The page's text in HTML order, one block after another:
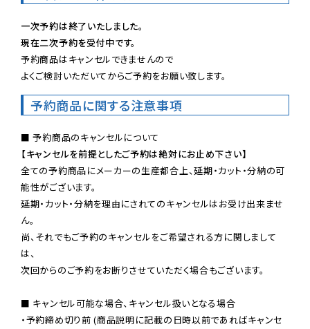
一次予約は終了いたしました。
現在二次予約を受付中です。
予約商品はキャンセルできませんので
よくご検討いただいてからご予約をお願い致します。
予約商品に関する注意事項
【キャンセルを前提としたご予約は絶対にお止め下さい】
全ての予約商品にメーカーの生産都合上、延期・カット・分納の可
能性がございます。
延期・カット・分納を理由にされてのキャンセルはお受け出来ませ
ん。
尚、それでもご予約のキャンセルをご希望される方に関しまして
は、
次回からのご予約をお断りさせていただく場合もございます。
■ キャンセル可能な場合、キャンセル扱いとなる場合
・予約締め切り前 (商品説明に記載の日時以前であればキャンセ